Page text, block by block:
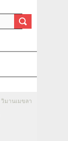
วิมานเมขลา